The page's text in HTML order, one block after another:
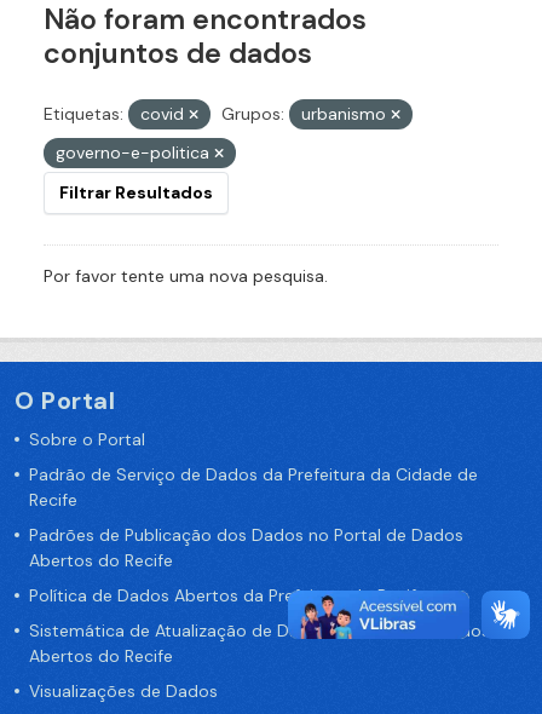
Não foram encontrados
conjuntos de dados
Etiquetas: covid Grupos:
urbanismo
governo-e-politica
Filtrar Resultados
Por favor tente uma nova pesquisa.
O Portal
Sobre o Portal
Padrão de Serviço de Dados da Prefeitura da Cidade de
Recife
Padrões de Publicação dos Dados no Portal de Dados
Abertos do Recife
Política de Dados Abertos da Prefeitura do Recife
Sistemática de Atualização de Dados do Portal de Dados
Abertos do Recife
Visualizações de Dados